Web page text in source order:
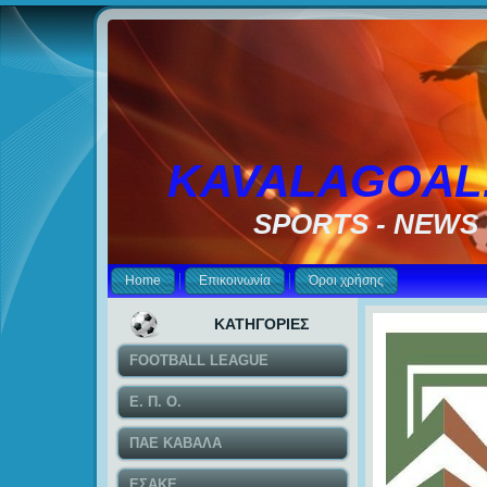
SPORTS - NEWS
Home Επικοινωνία Όροι χρήσης
ΚΑΤΗΓΟΡΙΕΣ
FOOTBALL LEAGUE
Ε. Π. Ο.
ΠΑΕ ΚΑΒΑΛΑ